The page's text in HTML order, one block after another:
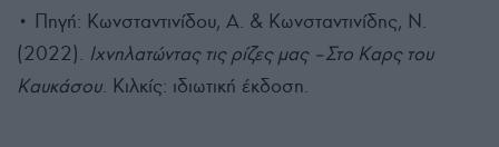
• Πηγή: Κωνσταντινίδου, Α. & Κωνσταντινίδης, Ν.
(2022). Ιχνηλατώντας τις ρίζες μας –Στο Καρς του
Καυκάσου. Κιλκίς: ιδιωτική έκδοση.